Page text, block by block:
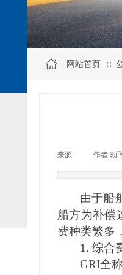
网站首页 ∷
来源: 作者:勃
由于船
船方为补偿
费种类繁多
1. 综合
GRI全